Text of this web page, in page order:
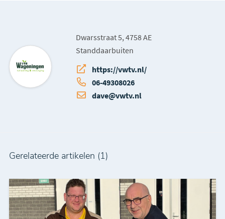
Dwarsstraat 5, 4758 AE
Standdaarbuiten
https://vwtv.nl/
06-49308026
dave@vwtv.nl
Gerelateerde artikelen (1)